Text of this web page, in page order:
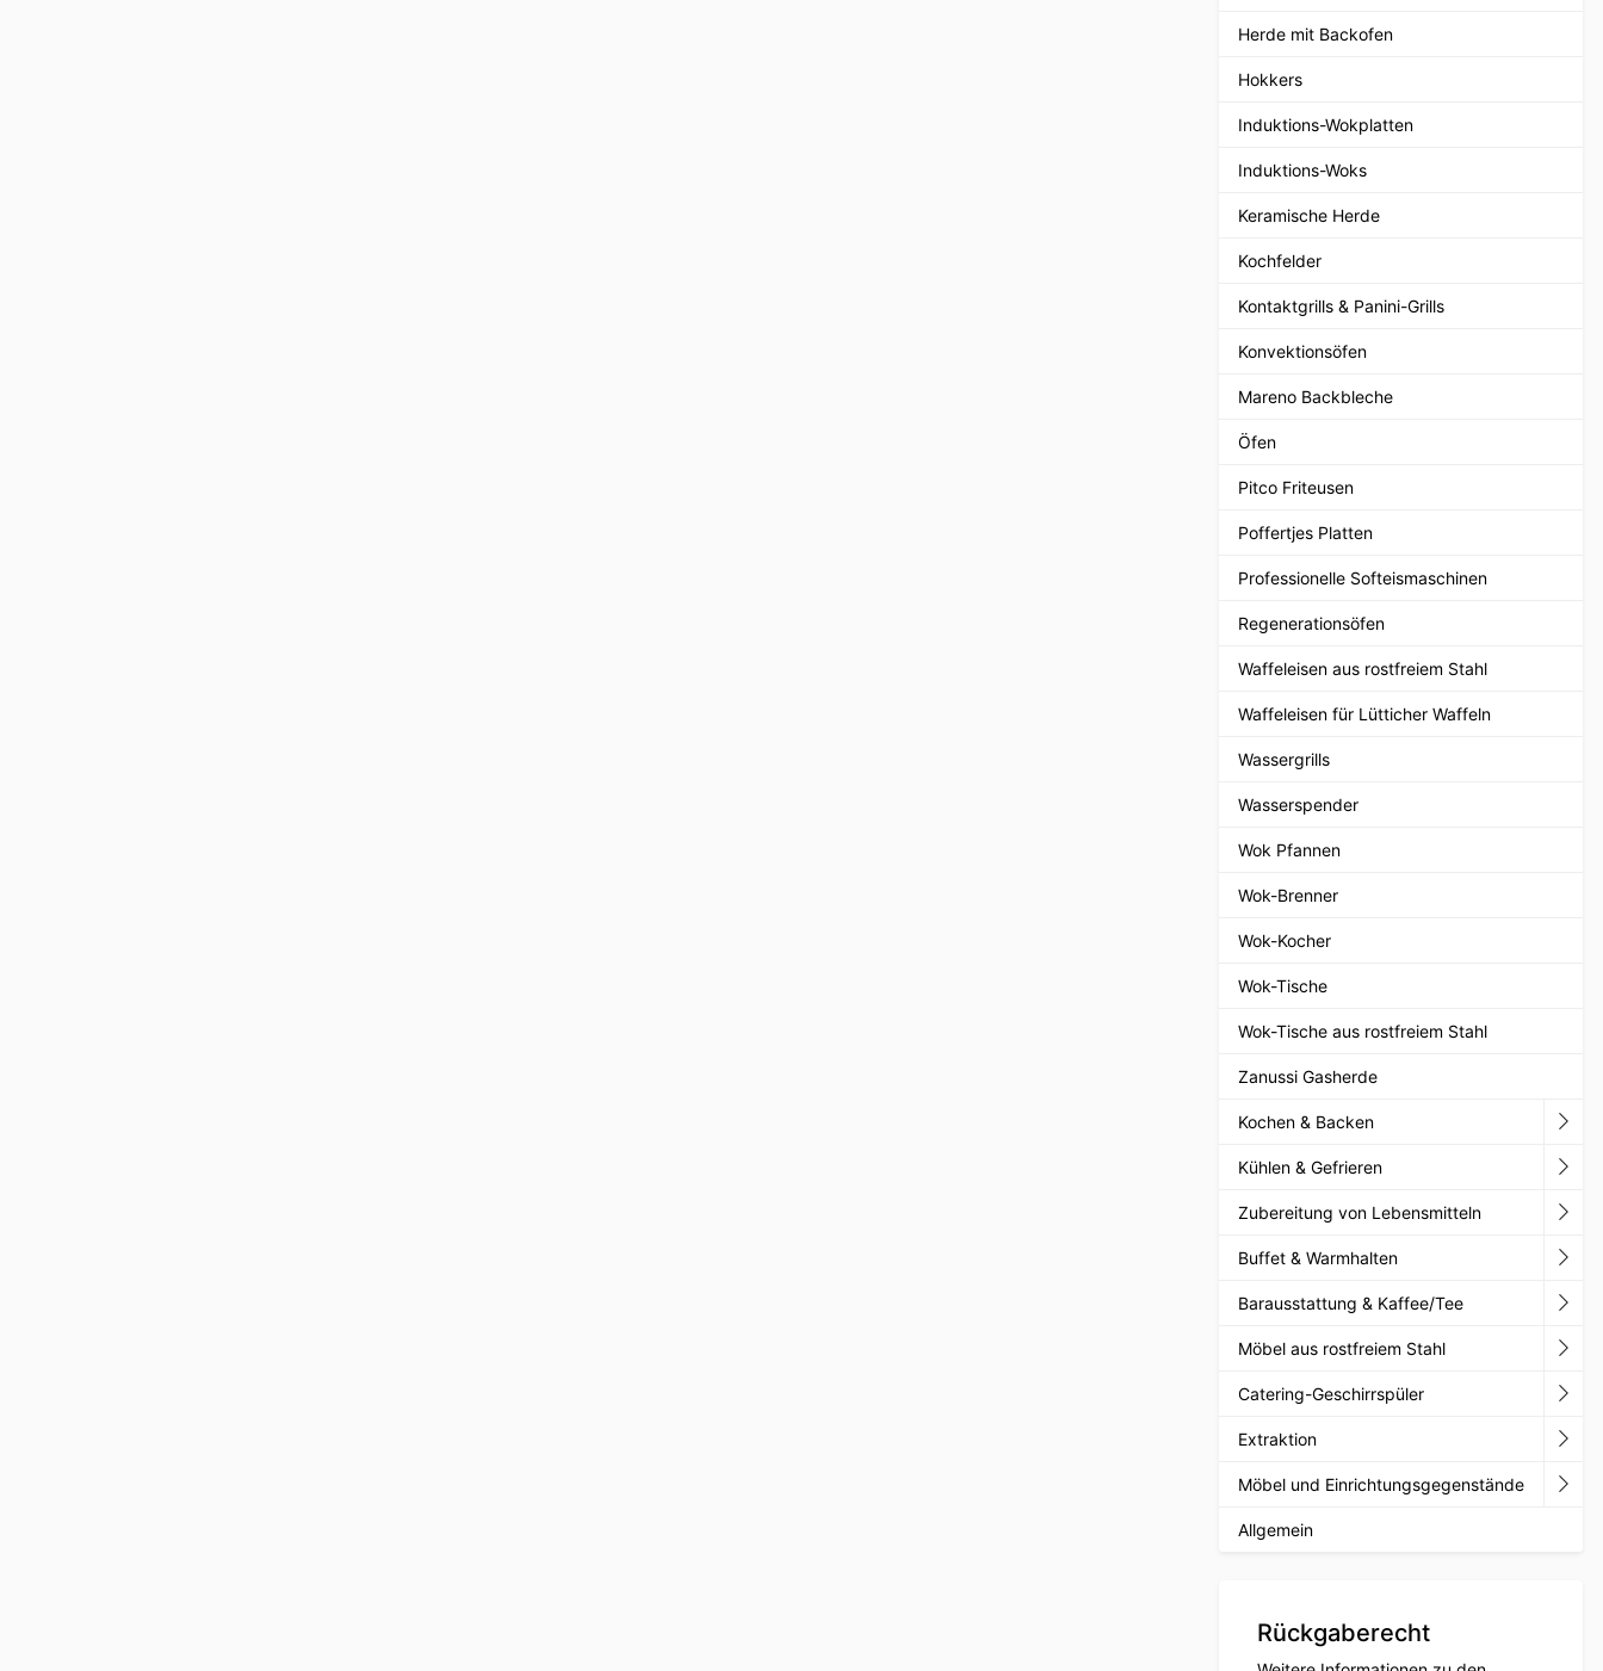
Herde mit Backofen
Hokkers
Induktions-Wokplatten
Induktions-Woks
Keramische Herde
Kochfelder
Kontaktgrills & Panini-Grills
Konvektionsöfen
Mareno Backbleche
Öfen
Pitco Friteusen
Poffertjes Platten
Professionelle Softeismaschinen
Regenerationsöfen
Waffeleisen aus rostfreiem Stahl
Waffeleisen für Lütticher Waffeln
Wassergrills
Wasserspender
Wok Pfannen
Wok-Brenner
Wok-Kocher
Wok-Tische
Wok-Tische aus rostfreiem Stahl
Zanussi Gasherde
Kochen & Backen
Kühlen & Gefrieren
Zubereitung von Lebensmitteln
Buffet & Warmhalten
Barausstattung & Kaffee/Tee
Möbel aus rostfreiem Stahl
Catering-Geschirrspüler
Extraktion
Möbel und Einrichtungsgegenstände
Allgemein
Rückgaberecht